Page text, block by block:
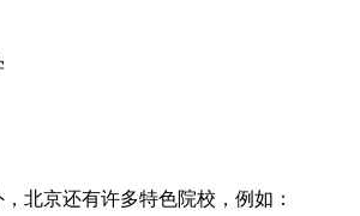
北京还有许多特色院校，例如：